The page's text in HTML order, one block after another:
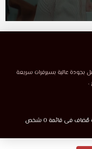
بجودة عالية بسيرفرات سريعة
.
فى قائمة 0 شخص